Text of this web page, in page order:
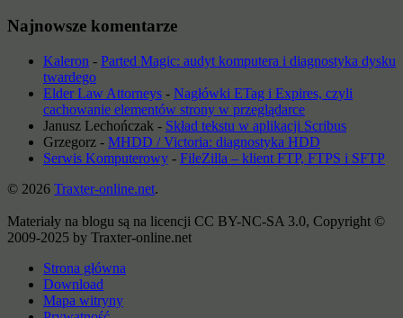
Najnowsze komentarze
Kaleron - Parted Magic: audyt komputera i diagnostyka dysku
twardego
Elder Law Attorneys - Nagłówki ETag i Expires, czyli
cachowanie elementów strony w przeglądarce
Janusz Lechończak - Skład tekstu w aplikacji Scribus
Grzegorz - MHDD / Victoria: diagnostyka HDD
Serwis Komputerowy - FileZilla – klient FTP, FTPS i SFTP
© 2026 Traxter-online.net.
Materiały na blogu są na licencji CC BY-NC-SA 3.0, Copyright ©
2009-2025 by Traxter-online.net
Strona główna
Download
Mapa witryny